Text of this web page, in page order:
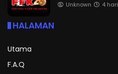
Unknown 4
HALAMAN
Utama
F.A.Q